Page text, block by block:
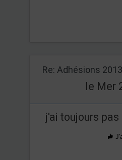
Re: Adhésions 2013
le Mer
j'ai toujours